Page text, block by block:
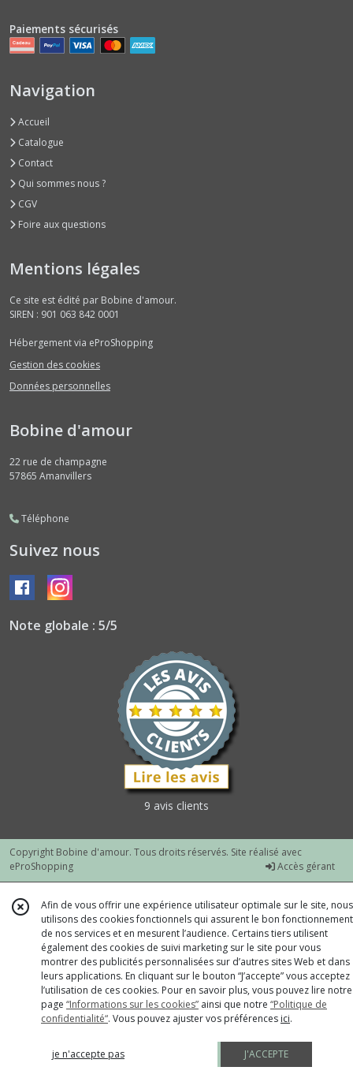
Paiements sécurisés
Navigation
Accueil
Catalogue
Contact
Qui sommes nous ?
CGV
Foire aux questions
Mentions légales
Ce site est édité par Bobine d'amour.
SIREN : 901 063 842 0001
Hébergement via eProShopping
Gestion des cookies
Données personnelles
Bobine d'amour
22 rue de champagne
57865 Amanvillers
Téléphone
Suivez nous
Note globale : 5/5
9 avis clients
Copyright Bobine d'amour. Tous droits réservés. Site réalisé avec
eProShopping
Accès gérant
Afin de vous offrir une expérience utilisateur optimale sur le site, nous
utilisons des cookies fonctionnels qui assurent le bon fonctionnement
de nos services et en mesurent l’audience. Certains tiers utilisent
également des cookies de suivi marketing sur le site pour vous
montrer des publicités personnalisées sur d’autres sites Web et dans
leurs applications. En cliquant sur le bouton “J’accepte” vous acceptez
l’utilisation de ces cookies. Pour en savoir plus, vous pouvez lire notre
page “Informations sur les cookies” ainsi que notre “Politique de
confidentialité“. Vous pouvez ajuster vos préférences ici.
je n'accepte pas J'ACCEPTE